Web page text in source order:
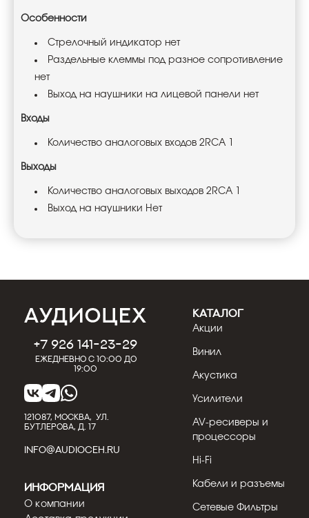
Особенности
Стрелочный индикатор нет
Раздельные клеммы под разное сопротивление
нет
Выход на наушники на лицевой панели нет
Входы
Количество аналоговых входов 2RCA 1
Выходы
Количество аналоговых выходов 2RCA 1
Выход на наушники Нет
+7 926 141-23-29
Ежедневно с 10:00 до
19:00
121087, МОСКВА, УЛ.
БУТЛЕРОВА, Д. 17
INFO@AUDIOCEH.RU
КАТАЛОГ
Акции
Винил
Акустика
Усилители
AV-ресиверы и
процессоры
Hi-Fi
Кабели и разъемы
Сетевые Фильтры
Информация
О компании